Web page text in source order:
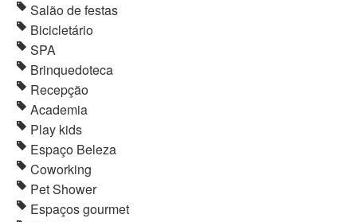
Salão de festas
Bicicletário
SPA
Brinquedoteca
Recepção
Academia
Play kids
Espaço Beleza
Coworking
Pet Shower
Espaços gourmet